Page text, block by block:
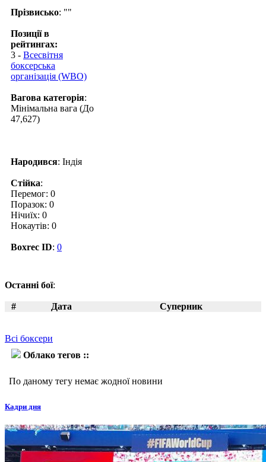
Прізвисько: ""
Позиції в
рейтингах:
3 - Всесвітня
боксерська
організація (WBO)
Вагова категорія:
Мінімальна вага (До
47,627)
Народився: Індія
Стійка:
Перемог: 0
Поразок: 0
Нічиїх: 0
Нокаутів: 0
Boxrec ID: 0
Останні бої:
# Дата Суперник
Всі боксери
Облако тегов ::
По даному тегу немає жодної новини
Кадри дня